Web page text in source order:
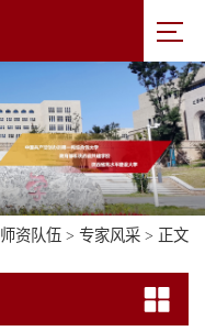
师资队伍 > 专家风采 > 正文